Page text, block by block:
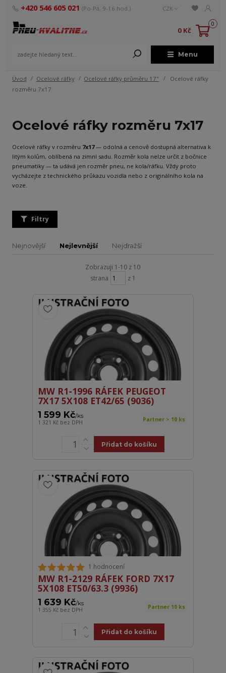
Menu
CZK
+420 546 605 021 (Po-Pá, 9-16 hod.)
0
0 Kč
Úvod Ocelové ráfky Ocelové ráfky průměru 17"
Ocelové ráfky
rozměru 7x17
Ocelové ráfky rozměru 7x17
Ocelové ráfky v rozměru 7x17— odolná a cenově dostupná alternativa k
litým kolům, oblíbená na zimní sadu. Rozměr kola nelze určit z bočnice
pneumatiky — ta udává jen rozměr pneu, ne kola/ráfku. Vždy proto
vycházejte z technického průkazu vozidla nebo z originálního kola na
voze.
Filtry
Nejnovější Nejlevnější Nejdražší
Zobrazuji 1-10 z 10
strana
z 1
MW R1-1996 RÁFEK PEUGEOT
7X17 5X108 ET42/65 (9036)
1 599 Kč/ks
1 321 Kč bez DPH Partner > 10 ks
Přidat do košíku
1 hodnocení
MW R1-2129 RÁFEK FORD 7X17
5X108 ET50/63.3 (9936)
1 639 Kč/ks
1 355 Kč bez DPH Partner 10 ks
Přidat do košíku